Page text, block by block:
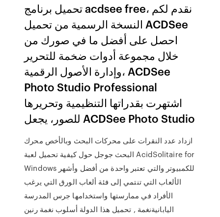
تحميل برنامج acdsee free، نقدم لكم
النسخة الرسمية من تحميل ACDSee
احصل على أفضل ما في صورك من
خلال مجموعة أدوات ضخمة للتحرير
وإدارة الأصول الرقمية، ACDSee
Photo Studio Professional
اشتهرت بقدراتها التنظيمية وتحريرها
للصور، يجعل ACDSee Photo Studio
ازداد عدد النقرات على محركات البحث وبالأخص محرك
البحث جوجل حول كيفية تحميل لعبة AcidSolitaire for
Windows للكمبيوتر والتي تعتبر واحدة من أفضل وأشهر
الألعاب التي تنتمي إلى فئة ألعاب الورق التي يرغب
الأفراد في ممارستها واستخدامها جرس المدرسة
اليابانيةنغمة , تحميل هذا الدولة أسلوب نغمة رنين